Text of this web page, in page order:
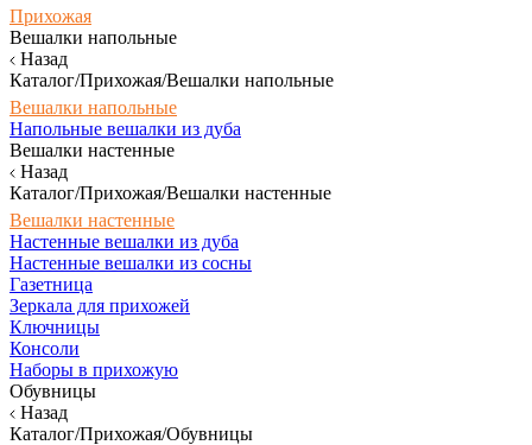
Прихожая
Вешалки напольные
Назад
Каталог/Прихожая/Вешалки напольные
Вешалки напольные
Напольные вешалки из дуба
Вешалки настенные
Назад
Каталог/Прихожая/Вешалки настенные
Вешалки настенные
Настенные вешалки из дуба
Настенные вешалки из сосны
Газетница
Зеркала для прихожей
Ключницы
Консоли
Наборы в прихожую
Обувницы
Назад
Каталог/Прихожая/Обувницы